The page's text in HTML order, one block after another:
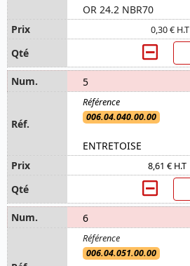
OR 24.2 NBR70
0,30 € H.T
5
006.04.040.00.00
ENTRETOISE
8,61 € H.T
6
006.04.051.00.00